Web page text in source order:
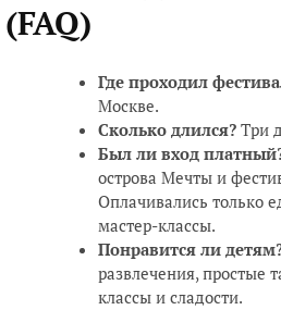
(FAQ)
Где проходил
Москве.
Сколько длился? Три
Был ли вход
острова Мечты и
Оплачивались только
мастер-классы.
Понравится ли
развлечения, простые
классы и сладости.